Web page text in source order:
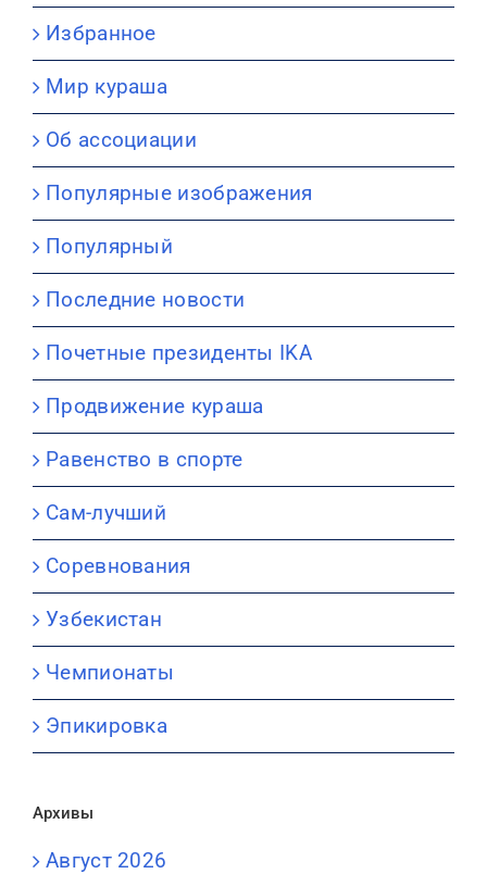
Избранное
Мир кураша
Об ассоциации
Популярные изображения
Популярный
Последние новости
Почетные президенты IKA
Продвижение кураша
Равенство в спорте
Сам-лучший
Соревнования
Узбекистан
Чемпионаты
Эпикировка
Архивы
Август 2026